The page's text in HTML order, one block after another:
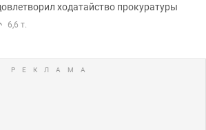
ходатайство прокуратуры
6,6 т.